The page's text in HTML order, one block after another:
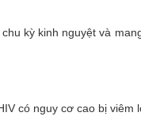
kỳ kinh nguyệt và
có nguy cơ cao bị viêm